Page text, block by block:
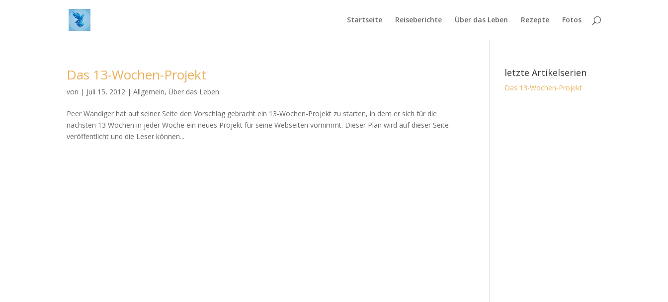
Startseite Reiseberichte Über das Leben Rezepte Fotos
Das 13-Wochen-Projekt
von | Juli 15, 2012 |Allgemein,Über das Leben
Peer Wandiger hat auf seiner Seite den Vorschlag gebracht ein 13-Wochen-Projekt zu starten, in dem er sich für die
nächsten 13 Wochen in jeder Woche ein neues Projekt für seine Webseiten vornimmt. Dieser Plan wird auf dieser Seite
veröffentlicht und die Leser können...
letzte Artikelserien
Das 13-Wochen-Projekt